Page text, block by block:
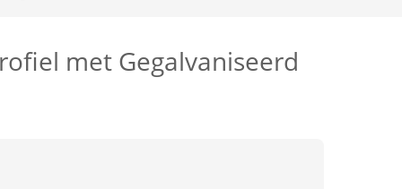
met Gegalvaniseerd